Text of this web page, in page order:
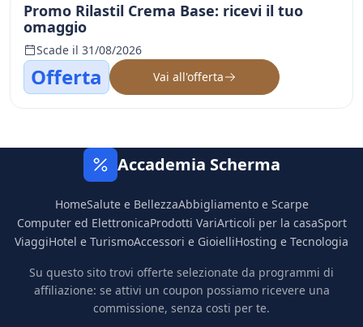
Promo Rilastil Crema Base: ricevi il tuo
omaggio
Scade il 31/08/2026
Offerta Vai all'offerta
Accademia Scherma
HomeSalute e BellezzaAbbigliamento e Scarpe
Computer ed ElettronicaProdotti VariArticoli per la casaSport
ViaggiHotel e TurismoAccessori e GioielliHosting e Tecnologia
Su questo sito trovi offerte selezionate da programmi di
affiliazione: se attivi un coupon possiamo ricevere una
commissione, senza costi per te.